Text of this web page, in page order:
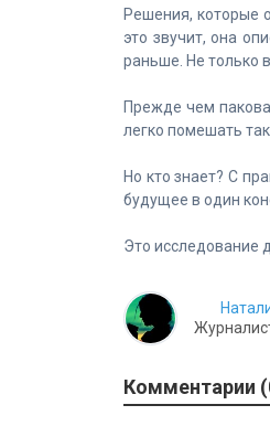
Решения, которые
это звучит, она
раньше. Не только
Прежде чем
легко помешать
Но кто знает? С
будущее в один
Это исследование
Комментарии